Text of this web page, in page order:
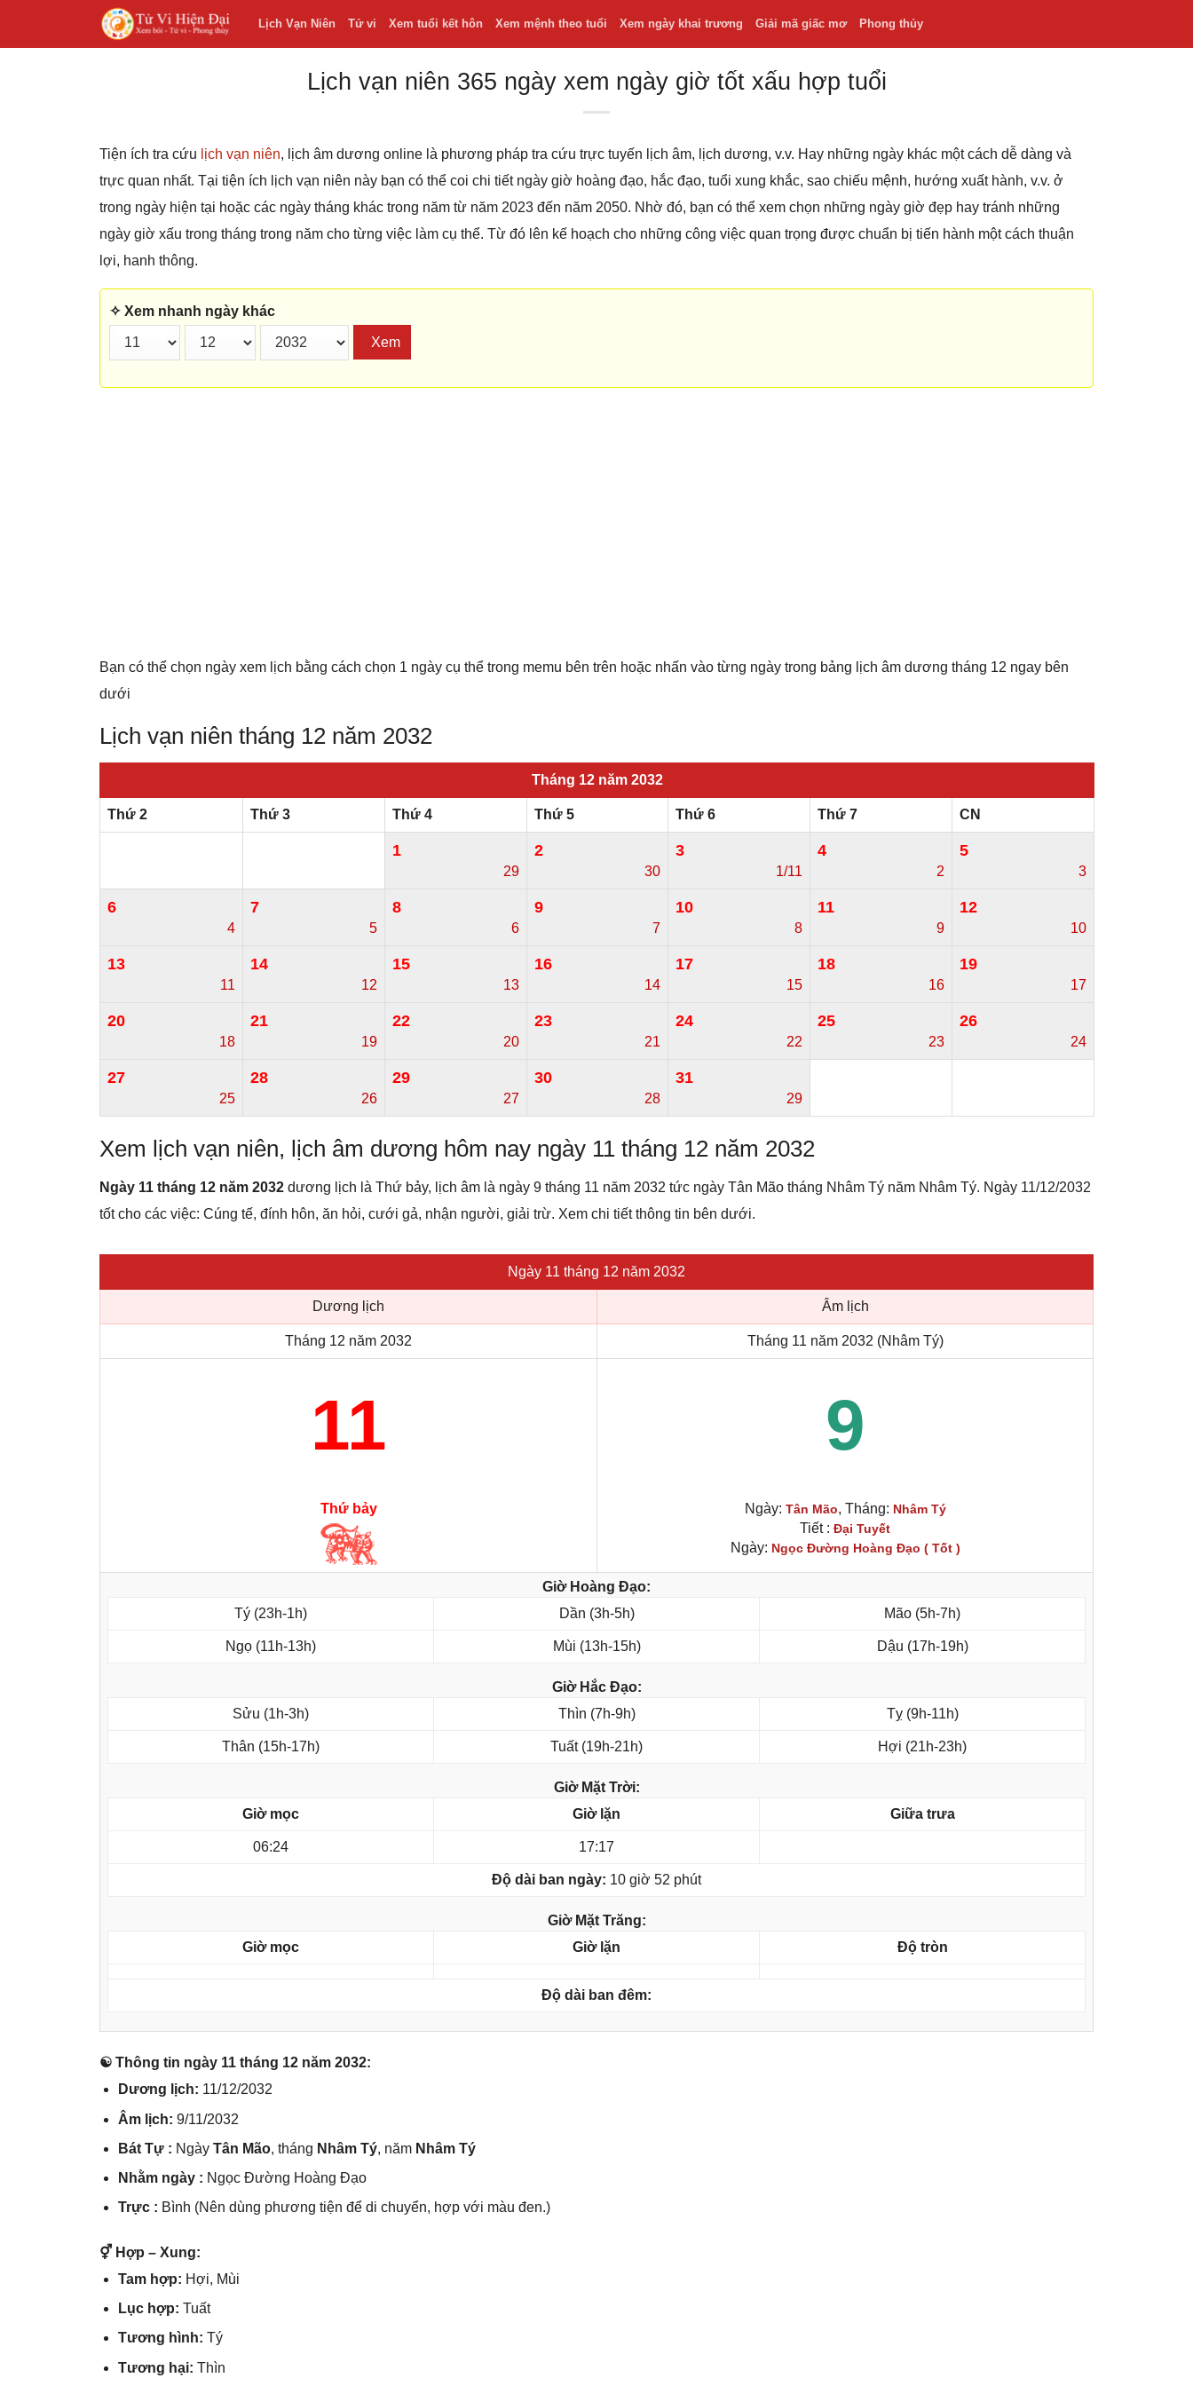
Lịch Vạn Niên Tử vi Xem tuổi kết hôn Xem mệnh theo tuổi Xem ngày khai trương Giải mã giấc mơ Phong thủy
Lịch vạn niên 365 ngày xem ngày giờ tốt xấu hợp tuổi
Tiện ích tra cứu lịch vạn niên, lịch âm dương online là phương pháp tra cứu trực tuyến lịch âm, lịch dương, v.v. Hay những ngày khác một cách dễ dàng và
trực quan nhất. Tại tiện ích lịch vạn niên này bạn có thể coi chi tiết ngày giờ hoàng đạo, hắc đạo, tuổi xung khắc, sao chiếu mệnh, hướng xuất hành, v.v. ở
trong ngày hiện tại hoặc các ngày tháng khác trong năm từ năm 2023 đến năm 2050. Nhờ đó, bạn có thể xem chọn những ngày giờ đẹp hay tránh những
ngày giờ xấu trong tháng trong năm cho từng việc làm cụ thể. Từ đó lên kế hoạch cho những công việc quan trọng được chuẩn bị tiến hành một cách thuận
lợi, hanh thông.
✧ Xem nhanh ngày khác
Xem
Bạn có thể chọn ngày xem lịch bằng cách chọn 1 ngày cụ thể trong memu bên trên hoặc nhấn vào từng ngày trong bảng lịch âm dương tháng 12 ngay bên
dưới
Lịch vạn niên tháng 12 năm 2032
Tháng 12 năm 2032
Thứ 2 Thứ 3 Thứ 4 Thứ 5 Thứ 6 Thứ 7 CN
1
29
2
30
3
1/11
4
2
5
3
6
4
7
5
8
6
9
7
10
8
11
9
12
10
13
11
14
12
15
13
16
14
17
15
18
16
19
17
20
18
21
19
22
20
23
21
24
22
25
23
26
24
27
25
28
26
29
27
30
28
31
29
Xem lịch vạn niên, lịch âm dương hôm nay ngày 11 tháng 12 năm 2032
Ngày 11 tháng 12 năm 2032 dương lịch là Thứ bảy, lịch âm là ngày 9 tháng 11 năm 2032 tức ngày Tân Mão tháng Nhâm Tý năm Nhâm Tý. Ngày 11/12/2032
tốt cho các việc: Cúng tế, đính hôn, ăn hỏi, cưới gả, nhận người, giải trừ. Xem chi tiết thông tin bên dưới.
Ngày 11 tháng 12 năm 2032
Dương lịch Âm lịch
Tháng 12 năm 2032 Tháng 11 năm 2032 (Nhâm Tý)
11 9
Thứ bảy Ngày: Tân Mão, Tháng: Nhâm Tý
Tiết : Đại Tuyết
Ngày: Ngọc Đường Hoàng Đạo ( Tốt )
Giờ Hoàng Đạo:
Tý (23h-1h)
Dần (3h-5h) Mão (5h-7h)
Ngọ (11h-13h) Mùi (13h-15h) Dậu (17h-19h)
Giờ Hắc Đạo:
Sửu (1h-3h)
Thìn (7h-9h) Tỵ (9h-11h)
Thân (15h-17h) Tuất (19h-21h) Hợi (21h-23h)
Giờ Mặt Trời:
Giờ mọc
Giờ lặn Giữa trưa
06:24 17:17
Độ dài ban ngày: 10 giờ 52 phút
Giờ Mặt Trăng:
Giờ mọc
Giờ lặn Độ tròn
Độ dài ban đêm:
☯ Thônɡ tin ngày 11 thánɡ 12 năm 2032:
Dươnɡ lịch: 11/12/2032
Âm lịch: 9/11/2032
Bát Tự : Ngày Tân Mão, thánɡ Nhâm Tý, năm Nhâm Tý
Nhằm ngày : Ngọc Đườnɡ Hoànɡ Đạo
Trực : Bình (Nên dùnɡ phươnɡ tiện để di chuyển, hợp với màu đen.)
⚥ Hợp – Xung:
Tam hợp: Hợi, Mùi
Lục hợp: Tuất
Tươnɡ hình: Tý
Tươnɡ hại: Thìn